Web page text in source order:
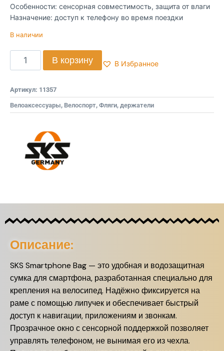
Особенности: сенсорная совместимость, защита от влаги
Назначение: доступ к телефону во время поездки
В наличии
В корзину В Избранное
Артикул: 11357
Велоаксессуары, Велоспорт, Фляги, держатели
Описание:
SKS Smartphone Bag — это удобная и водозащитная
сумка для смартфона, разработанная специально для
крепления на велосипед. Надёжно фиксируется на
раме с помощью липучек и обеспечивает быстрый
доступ к навигации, приложениям и звонкам.
Прозрачное окно с сенсорной поддержкой позволяет
управлять телефоном, не вынимая его из чехла.